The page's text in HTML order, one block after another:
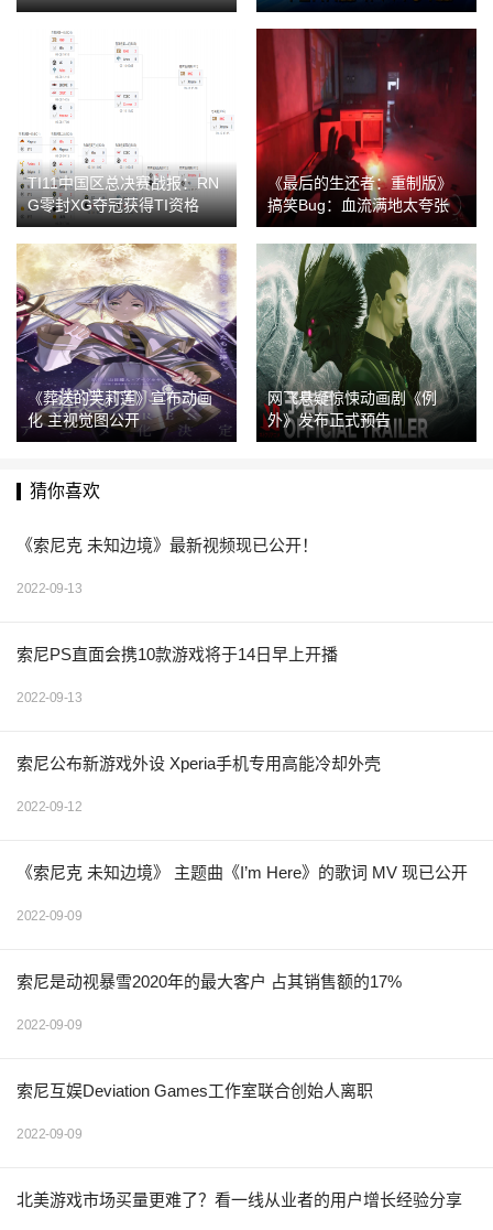
TI11中国区总决赛战报：RN
G零封XG夺冠获得TI资格
《最后的生还者：重制版》
搞笑Bug：血流满地太夸张
《葬送的芙莉莲》宣布动画
化 主视觉图公开
网飞悬疑惊悚动画剧《例
外》发布正式预告
猜你喜欢
《索尼克 未知边境》最新视频现已公开！
2022-09-13
索尼PS直面会携10款游戏将于14日早上开播
2022-09-13
索尼公布新游戏外设 Xperia手机专用高能冷却外壳
2022-09-12
《索尼克 未知边境》 主题曲《I’m Here》的歌词 MV 现已公开
2022-09-09
索尼是动视暴雪2020年的最大客户 占其销售额的17%
2022-09-09
索尼互娱Deviation Games工作室联合创始人离职
2022-09-09
北美游戏市场买量更难了？看一线从业者的用户增长经验分享